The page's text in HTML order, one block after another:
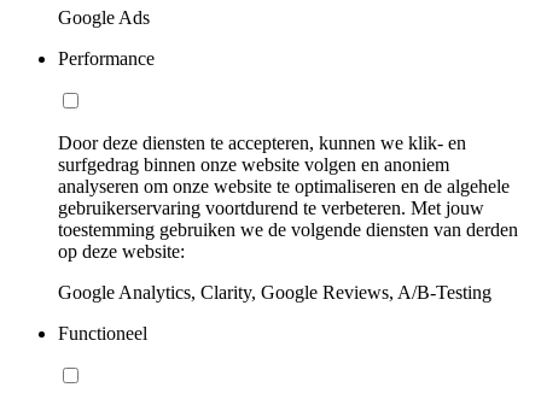
Google Ads
Performance
Door deze diensten te accepteren, kunnen we klik- en
surfgedrag binnen onze website volgen en anoniem
analyseren om onze website te optimaliseren en de algehele
gebruikerservaring voortdurend te verbeteren. Met jouw
toestemming gebruiken we de volgende diensten van derden
op deze website:
Google Analytics, Clarity, Google Reviews, A/B-Testing
Functioneel